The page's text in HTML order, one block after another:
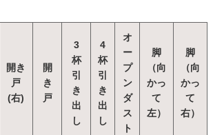
開き
戸
(右)
開
き
戸
3
杯
引
き
出
し
4
杯
引
き
出
し
オ
ー
プ
ン
ダ
ス
ト
脚
（向
かっ
て
左）
脚
（向
かっ
て
右）